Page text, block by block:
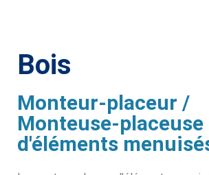
Bois
Monteur-placeur /
Monteuse-placeuse
d'éléments